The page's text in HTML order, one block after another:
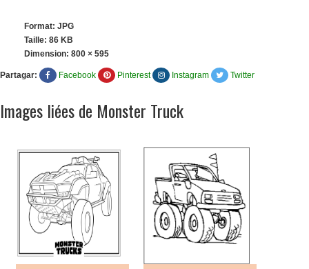
Format: JPG
Taille: 86 KB
Dimension: 800 × 595
Partagar: Facebook Pinterest Instagram Twitter
Images liées de Monster Truck